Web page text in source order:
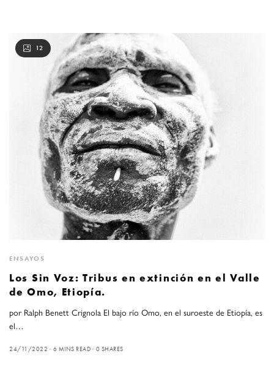
12
ENSAYOS
Los Sin Voz: Tribus en extinción en el Valle
de Omo, Etiopía.
por Ralph Benett Crignola El bajo río Omo, en el suroeste de Etiopía, es
el…
24/11/2022 6 MINS READ 0 SHARES